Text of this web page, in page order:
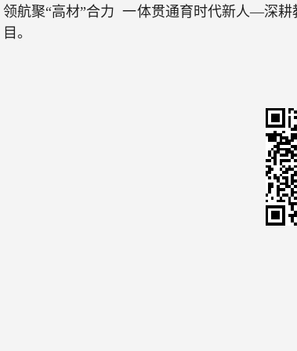
领航聚“高材”合力 一体贯通育时代新人—深
目。